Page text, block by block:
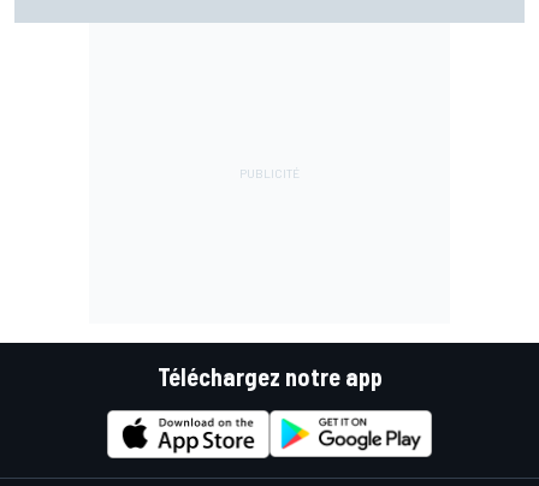
Téléchargez notre app